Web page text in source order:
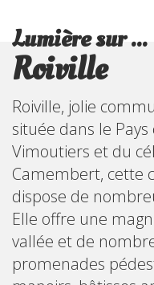
Lumière sur ...
Roiville
Roiville, jolie
située dans le Pays
Vimoutiers et du
Camembert, cette
dispose de
Elle offre une
vallée et de
promenades